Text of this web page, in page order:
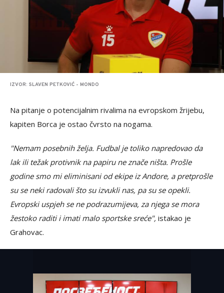
IZVOR: SLAVEN PETKOVIĆ - MONDO
Na pitanje o potencijalnim rivalima na evropskom žrijebu,
kapiten Borca je ostao čvrsto na nogama.
"Nemam posebnih želja. Fudbal je toliko napredovao da
lak ili težak protivnik na papiru ne znače ništa. Prošle
godine smo mi eliminisani od ekipe iz Andore, a pretprošle
su se neki radovali što su izvukli nas, pa su se opekli.
Evropski uspjeh se ne podrazumijeva, za njega se mora
žestoko raditi i imati malo sportske sreće", istakao je
Grahovac.